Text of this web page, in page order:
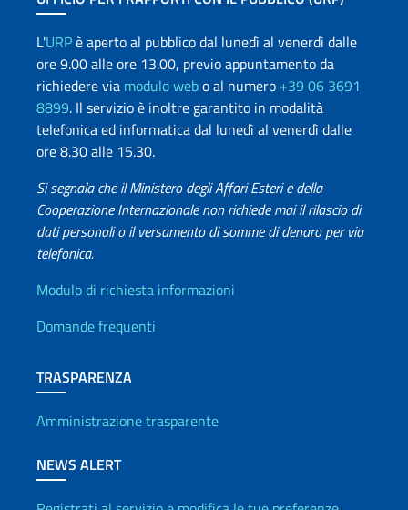
L'URPè aperto al pubblico dal lunedì al venerdì dalle
ore 9.00 alle ore 13.00, previo appuntamento da
richiedere via modulo webo al numero +39 06 3691
8899. Il servizio è inoltre garantito in modalità
telefonica ed informatica dal lunedì al venerdì dalle
ore 8.30 alle 15.30.
Si segnala che il Ministero degli Affari Esteri e della
Cooperazione Internazionale non richiede mai il rilascio di
dati personali o il versamento di somme di denaro per via
telefonica.
Info utili
Modulo di richiesta informazioni
Domande frequenti
TRASPARENZA
Amministrazione trasparente
NEWS ALERT